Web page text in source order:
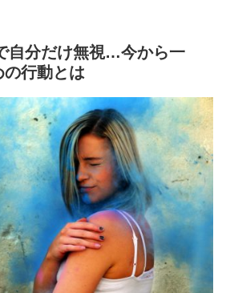
自分だけ無視…今から一
行動とは